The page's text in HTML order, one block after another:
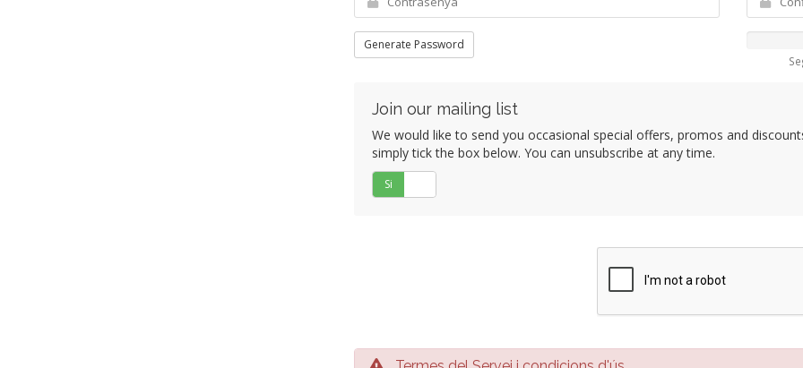
Generate Password
Join our mailing list
We would like to send you occasional special offers, promos and
simply tick the box below. You can unsubscribe at any time.
Si